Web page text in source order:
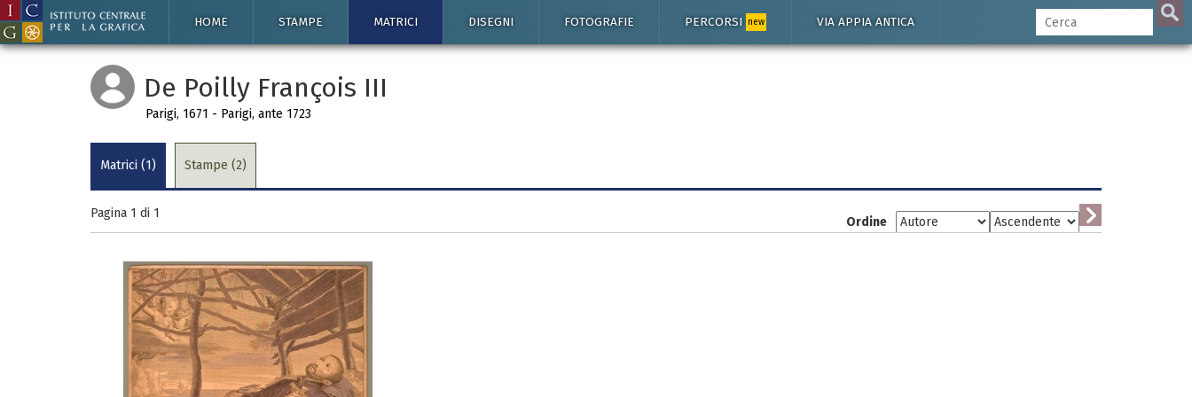
HOME STAMPE MATRICI DISEGNI FOTOGRAFIE PERCORSI new VIA APPIA ANTICA
De Poilly François III
Parigi, 1671 - Parigi, ante 1723
Matrici (1) Stampe (2)
Pagina 1 di 1
Ordine